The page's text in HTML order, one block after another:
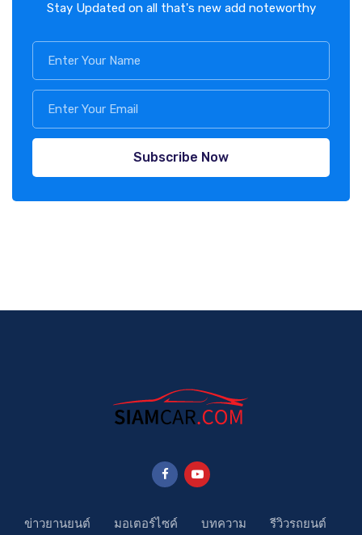
Stay Updated on all that's new add noteworthy
Subscribe Now
ข่าวยานยนต์ มอเตอร์ไซค์ บทความ รีวิวรถยนต์